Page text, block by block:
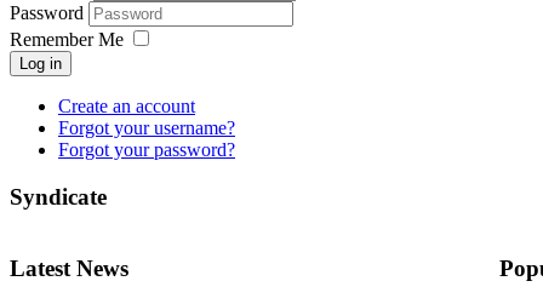
Password
Remember Me
Log in
Create an account
Forgot your username?
Forgot your password?
Syndicate
Latest News